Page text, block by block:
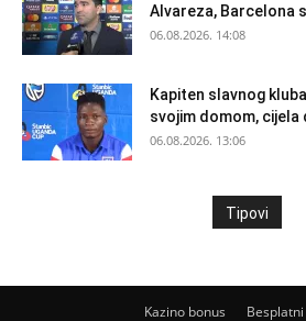
Alvareza, Barcelona
06.08.2026. 14:08
Kapiten slavnog
svojim domom,
06.08.2026. 13:06
Tipovi
Kazino bonus